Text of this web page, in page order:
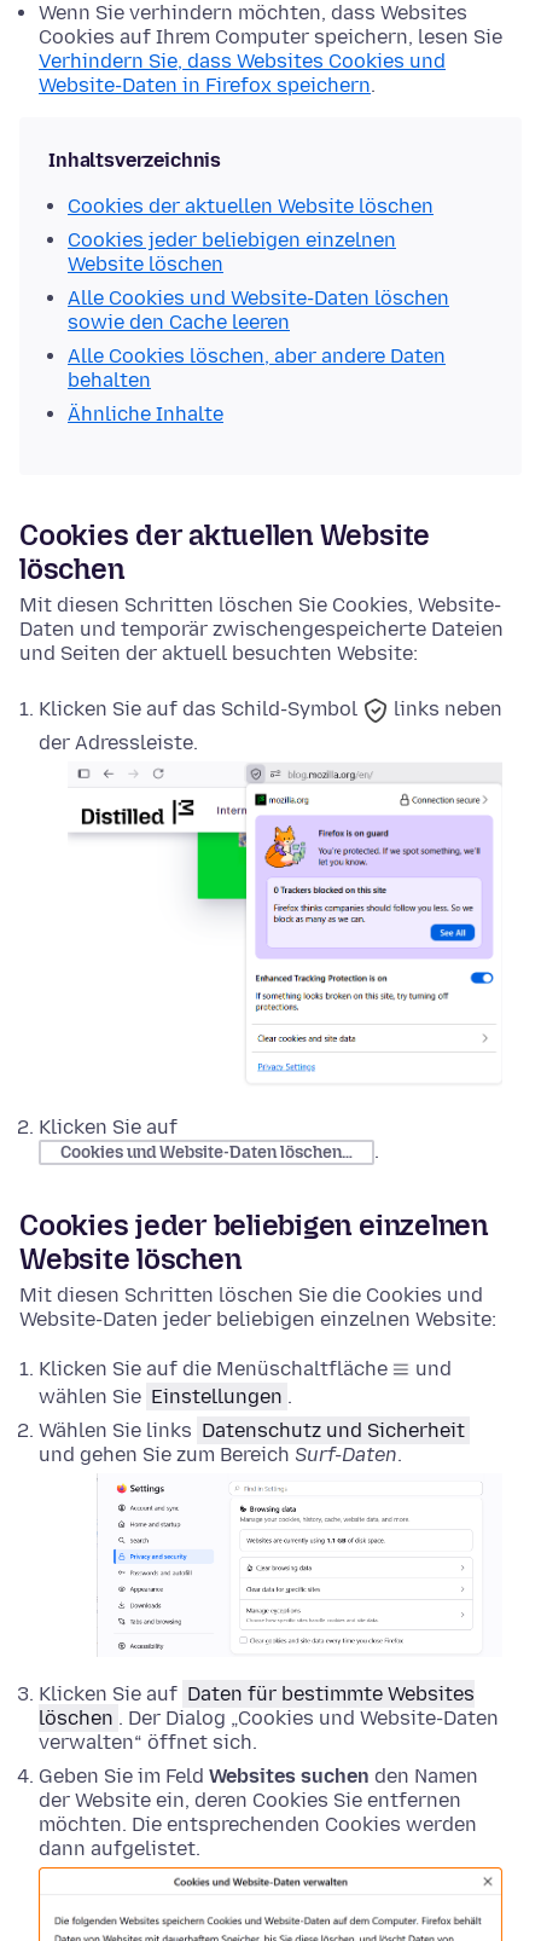
Wenn Sie verhindern möchten, dass Websites
Cookies auf Ihrem Computer speichern, lesen Sie
Verhindern Sie, dass Websites Cookies und
Website-Daten in Firefox speichern.
Inhaltsverzeichnis
Cookies der aktuellen Website löschen
Cookies jeder beliebigen einzelnen
Website löschen
Alle Cookies und Website-Daten löschen
sowie den Cache leeren
Alle Cookies löschen, aber andere Daten
behalten
Ähnliche Inhalte
Cookies der aktuellen Website
löschen
Mit diesen Schritten löschen Sie Cookies, Website-
Daten und temporär zwischengespeicherte Dateien
und Seiten der aktuell besuchten Website:
Klicken Sie auf das Schild-Symbol
links neben
der Adressleiste.
Klicken Sie auf
Cookies und Website-Daten löschen… .
Cookies jeder beliebigen einzelnen
Website löschen
Mit diesen Schritten löschen Sie die Cookies und
Website-Daten jeder beliebigen einzelnen Website:
Klicken Sie auf die Menüschaltfläche
und
wählen Sie Einstellungen .
Wählen Sie links Datenschutz und Sicherheit
und gehen Sie zum Bereich Surf-Daten.
Klicken Sie auf Daten für bestimmte Websites
löschen . Der Dialog „Cookies und Website-Daten
verwalten“ öffnet sich.
Geben Sie im Feld Websites suchen den Namen
der Website ein, deren Cookies Sie entfernen
möchten. Die entsprechenden Cookies werden
dann aufgelistet.